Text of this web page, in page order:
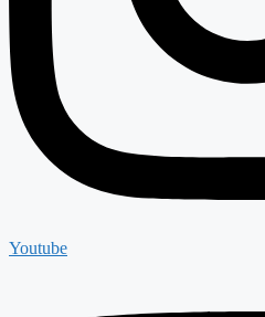
Youtube